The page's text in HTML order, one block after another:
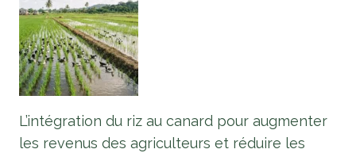
L’intégration du riz au canard pour augmenter
les revenus des agriculteurs et réduire les